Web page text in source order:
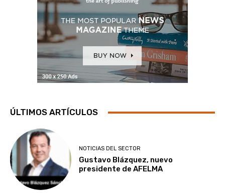
ÚLTIMOS ARTÍCULOS
NOTICIAS DEL SECTOR
Gustavo Blázquez, nuevo
presidente de AFELMA